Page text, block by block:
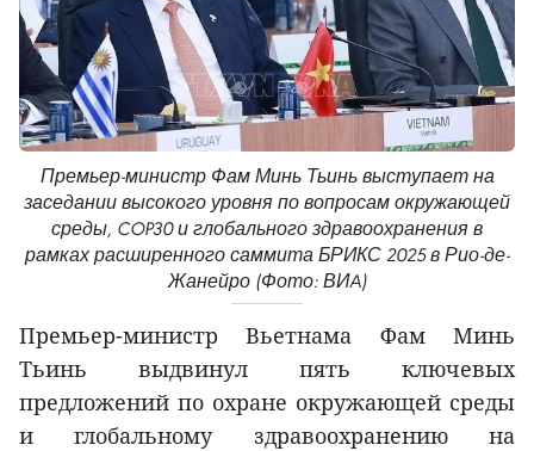
Премьер-министр Фам Минь Тьинь выступает на
заседании высокого уровня по вопросам окружающей
среды, COP30 и глобального здравоохранения в
рамках расширенного саммита БРИКС 2025 в Рио-де-
Жанейро (Фото: ВИA)
Премьер-министр Вьетнама Фам Минь
Тьинь выдвинул пять ключевых
предложений по охране окружающей среды
и глобальному здравоохранению на